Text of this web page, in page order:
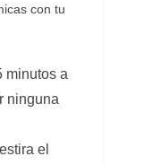
con tu
minutos a
ninguna
el